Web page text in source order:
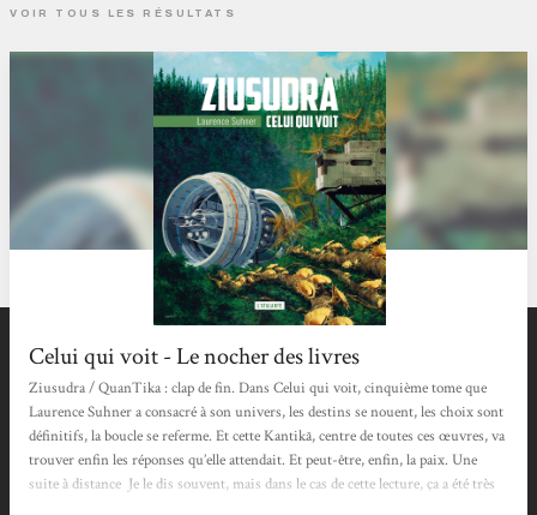
VOIR TOUS LES RÉSULTATS
Celui qui voit - Le nocher des livres
Ziusudra / QuanTika : clap de fin. Dans Celui qui voit, cinquième tome que
Laurence Suhner a consacré à son univers, les destins se nouent, les choix sont
définitifs, la boucle se referme. Et cette Kantikā, centre de toutes ces œuvres, va
trouver enfin les réponses qu’elle attendait. Et peut-être, enfin, la paix. Une
suite à distance Je le dis souvent, mais dans le cas de cette lecture, ça a été très